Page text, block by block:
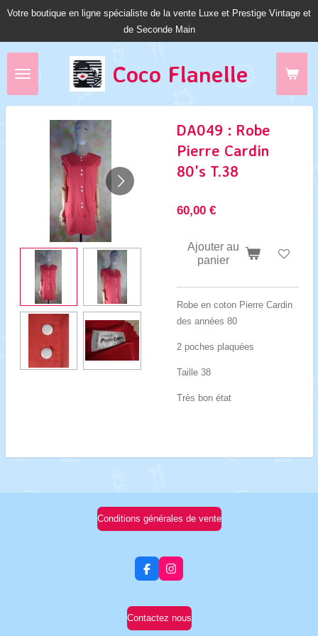
Passer
Coco Flanelle
Votre boutique en ligne spécialiste de la vente Luxe et Prestige Vintage et
de Seconde Main
DA049 : Robe
Pierre Cardin
80's T.38
60,00 €
Ajouter au
panier
Robe en coton Pierre Cardin
des années 80
2 poches plaquées
Taille 38
Très bon état
Conditions générales de vente
F
a
e
b
I
n
t
a
Contactez nous